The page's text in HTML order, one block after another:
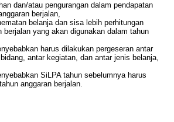
dan/atau pengurangan dalam pendapatan
berjalan,
belanja dan sisa lebih perhitungan
berjalan yang akan digunakan dalam tahun
harus dilakukan pergeseran antar
antar kegiatan, dan antar jenis belanja,
SiLPA tahun sebelumnya harus
anggaran berjalan.